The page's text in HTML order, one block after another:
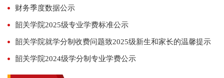
财务季度数据公示
韶关学院2025级专业学费标准公示
韶关学院就学分制收费问题致2025级新生和家长的温馨提示
韶关学院2024级学分制专业学费公示